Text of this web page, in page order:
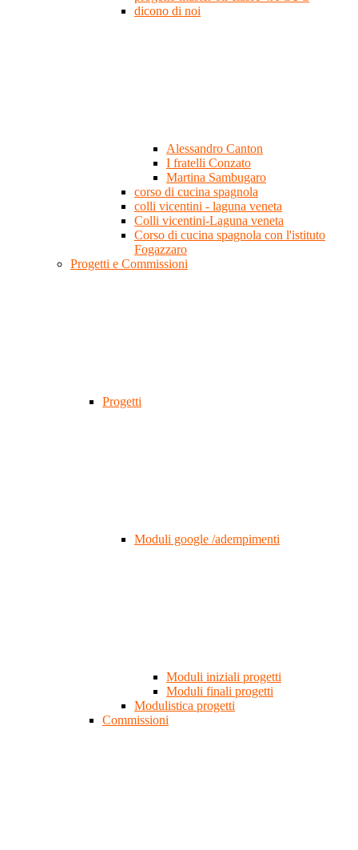
dicono di noi
Alessandro Canton
I fratelli Conzato
Martina Sambugaro
corso di cucina spagnola
colli vicentini - laguna veneta
Colli vicentini-Laguna veneta
Corso di cucina spagnola con l'istituto
Fogazzaro
Progetti e Commissioni
Progetti
Moduli google /adempimenti
Moduli iniziali progetti
Moduli finali progetti
Modulistica progetti
Commissioni